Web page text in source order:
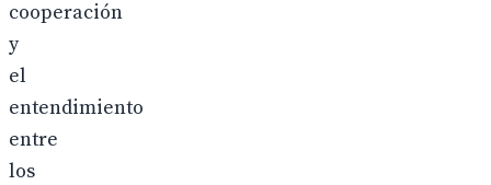
cooperación
y
el
entendimiento
entre
los